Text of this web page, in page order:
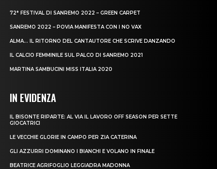
72° FESTIVAL DI SANREMO 2022 – GREEN CARPET
SANREMO 2022 – POVIA MANIFESTA CON I NO VAX
ALMA… IL RITORNO DEL CANTAUTORE CHE SCRIVE DANZANDO
IL CALCIO FEMMINILE SUL PALCO DI SANREMO 2021
MARTINA SAMBUCINI MISS ITALIA 2020
IN EVIDENZA
IL BISONTE RIPARTE: AL VIA IL LAVORO OFF SEASON PER SETTE
GIOCATRICI
LE VECCHIE GLORIE IN CAMPO PER ZIA CATERINA
GLI AZZURRI DOMINANO I BIANCHI E VOLANO IN FINALE
BEATRICE AGRIFOGLIO LEGGIADRA MADONNA